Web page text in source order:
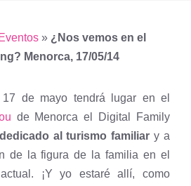
Eventos » ¿Nos vemos en el
Menorca, 17/05/14
de mayo tendrá lugar en el
de Menorca el Digital Family
dedicado al turismo familiar y a
de la figura de la familia en el
¡Y yo estaré allí, como